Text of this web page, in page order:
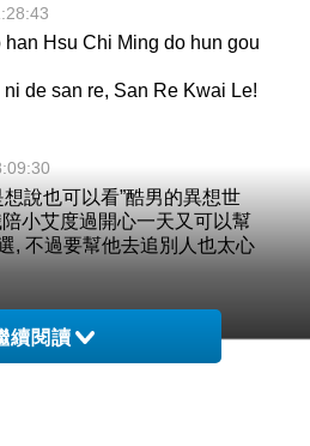
han Hsu Chi Ming do hun gou
de san re, San Re Kwai Le!
說也可以看”酷男的異想世
小艾度過開心一天又可以幫
, 不過要幫他去追別人也太心
續閱讀